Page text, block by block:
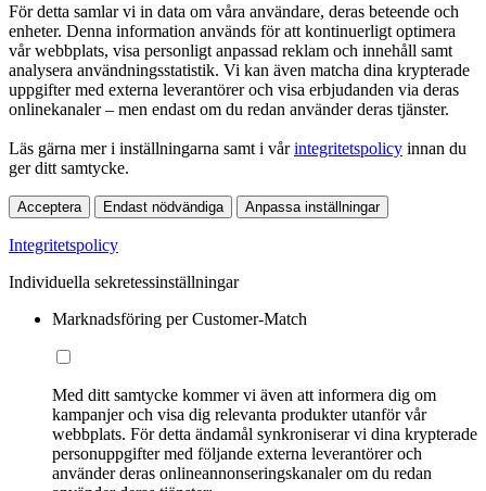
För detta samlar vi in data om våra användare, deras beteende och
enheter. Denna information används för att kontinuerligt optimera
vår webbplats, visa personligt anpassad reklam och innehåll samt
analysera användningsstatistik. Vi kan även matcha dina krypterade
uppgifter med externa leverantörer och visa erbjudanden via deras
onlinekanaler – men endast om du redan använder deras tjänster.
Läs gärna mer i inställningarna samt i vårintegritetspolicy innan du
ger ditt samtycke.
Acceptera Endast nödvändiga Anpassa inställningar
Integritetspolicy
Individuella sekretessinställningar
Marknadsföring per Customer-Match
Med ditt samtycke kommer vi även att informera dig om
kampanjer och visa dig relevanta produkter utanför vår
webbplats. För detta ändamål synkroniserar vi dina krypterade
personuppgifter med följande externa leverantörer och
använder deras onlineannonseringskanaler om du redan